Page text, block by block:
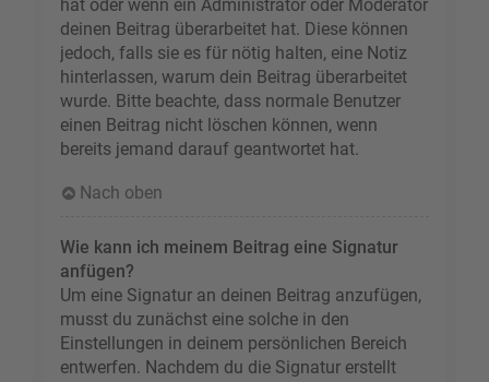
hat oder wenn ein Administrator oder Moderator
deinen Beitrag überarbeitet hat. Diese können
jedoch, falls sie es für nötig halten, eine Notiz
hinterlassen, warum dein Beitrag überarbeitet
wurde. Bitte beachte, dass normale Benutzer
einen Beitrag nicht löschen können, wenn
bereits jemand darauf geantwortet hat.
Nach oben
Wie kann ich meinem Beitrag eine Signatur
anfügen?
Um eine Signatur an deinen Beitrag anzufügen,
musst du zunächst eine solche in den
Einstellungen in deinem persönlichen Bereich
entwerfen. Nachdem du die Signatur erstellt